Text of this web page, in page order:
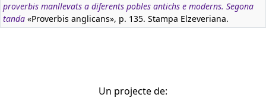
proverbis manllevats a diferents pobles antichs e moderns. Segona
tanda «Proverbis anglicans», p. 135. Stampa Elzeveriana.
Un projecte de: